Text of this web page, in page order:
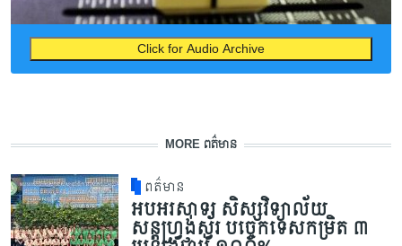
Click for Audio Archive
MORE ពត៌មាន
ពត៌មាន
អបអរសាទរ សិស្សវិទ្យាល័យ
សន្តហ្វ្រង់ស្វ័រ បច្ចេកទេសកម្រិត ៣